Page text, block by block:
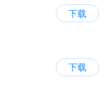
下载
下载